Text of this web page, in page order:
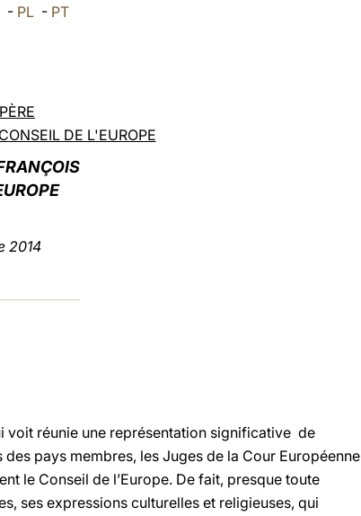
- PL - PT
DE L'EUROPE
2014
voit réunie une représentation significative de
des pays membres, les Juges de la Cour Européenne
le Conseil de l’Europe. De fait, presque toute
ses expressions culturelles et religieuses, qui